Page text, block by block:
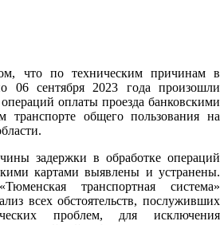
что по техническим причинам в
06 сентября 2023 года произошли
оплаты проезда банковскими
транспорте общего пользования на
задержки в обработке операций
картами выявлены и устранены.
транспортная система»
всех обстоятельств, послуживших
проблем, для исключения